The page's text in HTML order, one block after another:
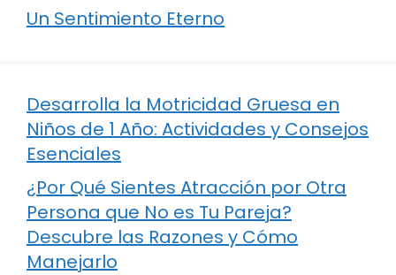
Un Sentimiento Eterno
Desarrolla la Motricidad Gruesa en
Niños de 1 Año: Actividades y Consejos
Esenciales
¿Por Qué Sientes Atracción por Otra
Persona que No es Tu Pareja?
Descubre las Razones y Cómo
Manejarlo